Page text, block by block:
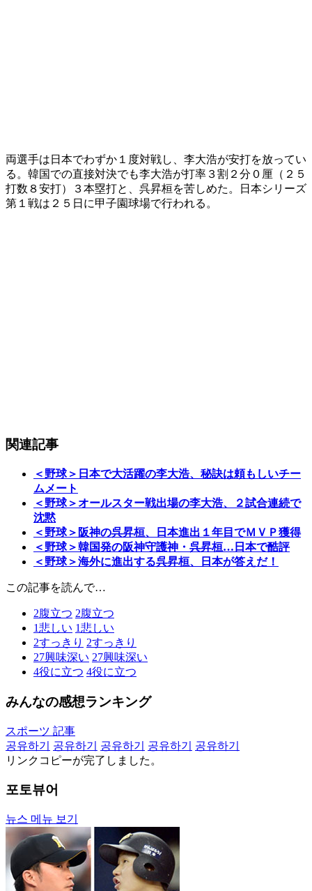
両選手は日本でわずか１度対戦し、李大浩が安打を放ってい
る。韓国での直接対決でも李大浩が打率３割２分０厘（２５
打数８安打）３本塁打と、呉昇桓を苦しめた。日本シリーズ
第１戦は２５日に甲子園球場で行われる。
関連記事
＜野球＞日本で大活躍の李大浩、秘訣は頼もしいチー
ムメート
＜野球＞オールスター戦出場の李大浩、２試合連続で
沈黙
＜野球＞阪神の呉昇桓、日本進出１年目でＭＶＰ獲得
＜野球＞韓国発の阪神守護神・呉昇桓…日本で酷評
＜野球＞海外に進出する呉昇桓、日本が答えだ！
この記事を読んで…
2腹立つ 2腹立つ
1悲しい 1悲しい
2すっきり 2すっきり
27興味深い 27興味深い
4役に立つ 4役に立つ
みんなの感想ランキング
スポーツ 記事
공유하기
공유하기 공유하기 공유하기
공유하기
リンクコピーが完了しました。
포토뷰어
뉴스 메뉴 보기